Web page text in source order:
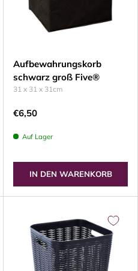
Aufbewahrungskorb
schwarz groß Five®
31 x 31 x 31cm
€6,50
Auf Lager
IN DEN WARENKORB